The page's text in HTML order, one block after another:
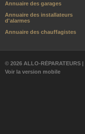
Annuaire des garages
Annuaire des installateurs
d'alarmes
Annuaire des chauffagistes
© 2026 ALLO-RÉPARATEURS |
Voir la version mobile